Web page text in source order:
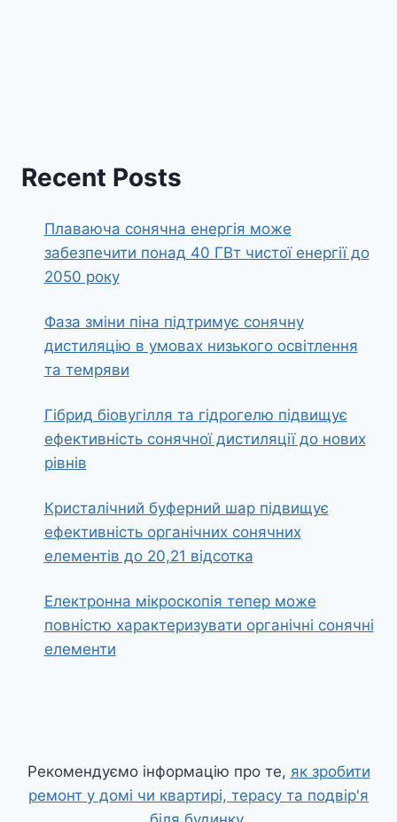
Recent Posts
Плаваюча сонячна енергія може
забезпечити понад 40 ГВт чистої енергії до
2050 року
Фаза зміни піна підтримує сонячну
дистиляцію в умовах низького освітлення
та темряви
Гібрид біовугілля та гідрогелю підвищує
ефективність сонячної дистиляції до нових
рівнів
Кристалічний буферний шар підвищує
ефективність органічних сонячних
елементів до 20,21 відсотка
Електронна мікроскопія тепер може
повністю характеризувати органічні сонячні
елементи
Рекомендуємо інформацію про те, як зробити
ремонт у домі чи квартирі, терасу та подвір'я